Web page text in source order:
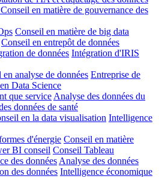
Conseil en matière de gouvernance des
Conseil en matière de big data
Conseil en entrepôt de données
de données Intégration d'IRIS
en analyse de données Entreprise de
Data Science
que service Analyse des données du
données de santé
en la data visualisation Intelligence
d'énergie Conseil en matière
BI conseil Conseil Tableau
des données Analyse des données
des données Intelligence économique